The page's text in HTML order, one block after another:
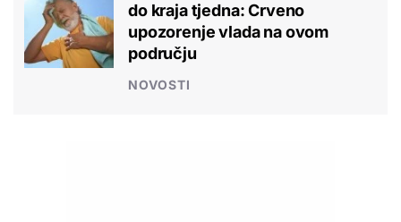
do kraja tjedna: Crveno
upozorenje vlada na ovom
području
NOVOSTI